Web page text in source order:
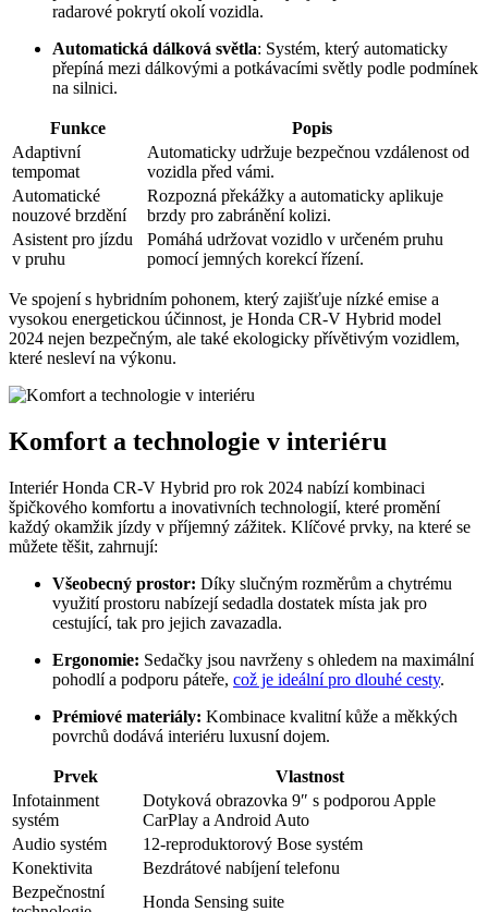
radarové pokrytí okolí vozidla.
Automatická dálková světla: Systém, který automaticky
přepíná mezi dálkovými a potkávacími světly podle podmínek
na silnici.
Funkce
Popis
Adaptivní
tempomat
Automaticky udržuje bezpečnou vzdálenost od
vozidla před vámi.
Automatické
nouzové brzdění
Rozpozná překážky a automaticky aplikuje
brzdy pro zabránění kolizi.
Asistent pro jízdu
v pruhu
Pomáhá udržovat vozidlo v určeném pruhu
pomocí jemných korekcí řízení.
Ve spojení s hybridním pohonem, který zajišťuje nízké emise a
vysokou energetickou účinnost, je Honda CR-V Hybrid model
2024 nejen bezpečným, ale také ekologicky přívětivým vozidlem,
které nesleví na výkonu.
Komfort a technologie v interiéru
Interiér Honda CR-V Hybrid pro rok 2024 nabízí kombinaci
špičkového komfortu a inovativních technologií, které promění
každý okamžik jízdy v příjemný zážitek. Klíčové prvky, na které se
můžete těšit, zahrnují:
Všeobecný prostor: Díky slučným rozměrům a chytrému
využití prostoru nabízejí sedadla dostatek místa jak pro
cestující, tak pro jejich zavazadla.
Ergonomie: Sedačky jsou navrženy s ohledem na maximální
pohodlí a podporu páteře, což je ideální pro dlouhé cesty.
Prémiové materiály: Kombinace kvalitní kůže a měkkých
povrchů dodává interiéru luxusní dojem.
Prvek
Vlastnost
Infotainment
systém
Dotyková obrazovka 9″ s podporou Apple
CarPlay a Android Auto
Audio systém
12-reproduktorový Bose systém
Konektivita
Bezdrátové nabíjení telefonu
Bezpečnostní
Honda Sensing suite